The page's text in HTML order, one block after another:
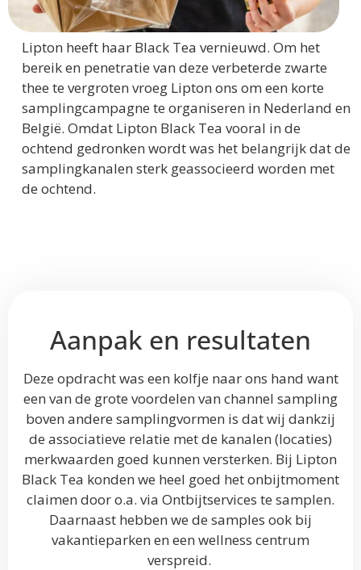
Lipton heeft haar Black Tea vernieuwd. Om het
bereik en penetratie van deze verbeterde zwarte
thee te vergroten vroeg Lipton ons om een korte
samplingcampagne te organiseren in Nederland en
België. Omdat Lipton Black Tea vooral in de
ochtend gedronken wordt was het belangrijk dat de
samplingkanalen sterk geassocieerd worden met
de ochtend.
Aanpak en resultaten
Deze opdracht was een kolfje naar ons hand want
een van de grote voordelen van channel sampling
boven andere samplingvormen is dat wij dankzij
de associatieve relatie met de kanalen (locaties)
merkwaarden goed kunnen versterken. Bij Lipton
Black Tea konden we heel goed het onbijtmoment
claimen door o.a. via Ontbijtservices te samplen.
Daarnaast hebben we de samples ook bij
vakantieparken en een wellness centrum
verspreid.